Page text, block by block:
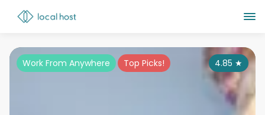
4.85 ★
Work From Anywhere Top Picks!